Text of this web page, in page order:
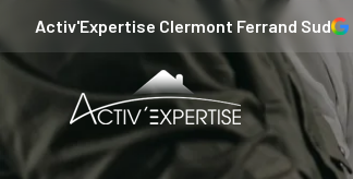
Activ'Expertise Clermont Ferrand Sud